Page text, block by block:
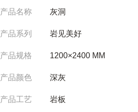
产品名称 灰洞
产品系列 岩见美好
产品规格 1200×2400MM
产品颜色 深灰
产品工艺 岩板